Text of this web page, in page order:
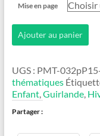
Mise en page
de
Noël
Ajouter au panier
UGS : PMT-
thématiques
Enfant, Guirlande,
Partager :